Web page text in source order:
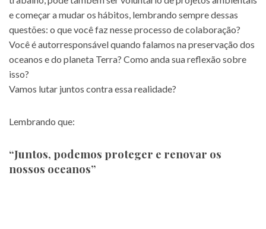
e começar a mudar os hábitos, lembrando sempre dessas
questões: o que você faz nesse processo de colaboração?
Você é autorresponsável quando falamos na preservação dos
oceanos e do planeta Terra? Como anda sua reflexão sobre
isso?
Vamos lutar juntos contra essa realidade?
Lembrando que:
“Juntos, podemos proteger e renovar os
nossos oceanos”